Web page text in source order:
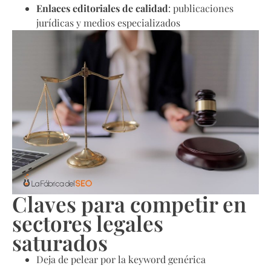
Enlaces editoriales de calidad: publicaciones
jurídicas y medios especializados
Claves para competir en
sectores legales
saturados
Deja de pelear por la keyword genérica